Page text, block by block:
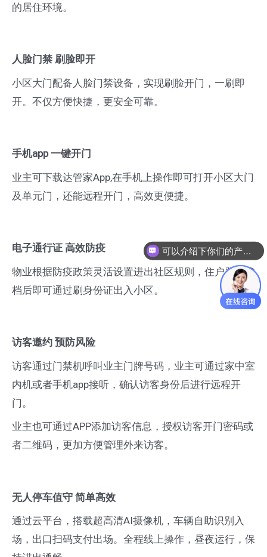
的居住环境。
人脸门禁 刷脸即开
小区大门配备人脸门禁设备，实现刷脸开门，一刷即
开。不仅方便快捷，更安全可靠。
手机app 一键开门
业主可下载达管家App,在手机上操作即可打开小区大门
及单元门，还能远程开门，高效更便捷。
电子通行证 高效防疫
物业根据防疫政策灵活设置进出社区规则，住户登记建
档后即可通过刷身份证出入小区。
访客邀约 预防风险
访客通过门禁机呼叫业主门牌号码，业主可通过家中室
内机或者手机app接听，确认访客身份后进行远程开
门。
业主也可通过APP添加访客信息，授权访客开门密码或
者二维码，更加方便管理外来访客。
无人停车值守 简单高效
通过云平台，搭载超高清AI摄像机，车辆自助识别入
场，出口扫码支付出场。全程线上操作，昼夜运行，保
可以介绍下你们的产品么